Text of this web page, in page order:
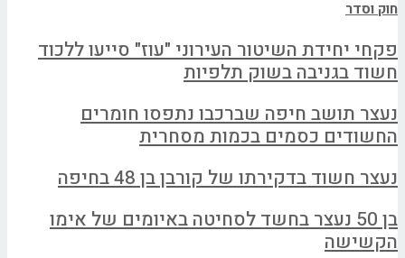
חוק וסדר
פקחי יחידת השיטור העירוני "עוז" סייעו ללכוד
חשוד בגניבה בשוק תלפיות
נעצר תושב חיפה שברכבו נתפסו חומרים
החשודים כסמים בכמות מסחרית
נעצר חשוד בדקירתו של קורבן בן 48 בחיפה
בן 50 נעצר בחשד לסחיטה באיומים של אימו
הקשישה